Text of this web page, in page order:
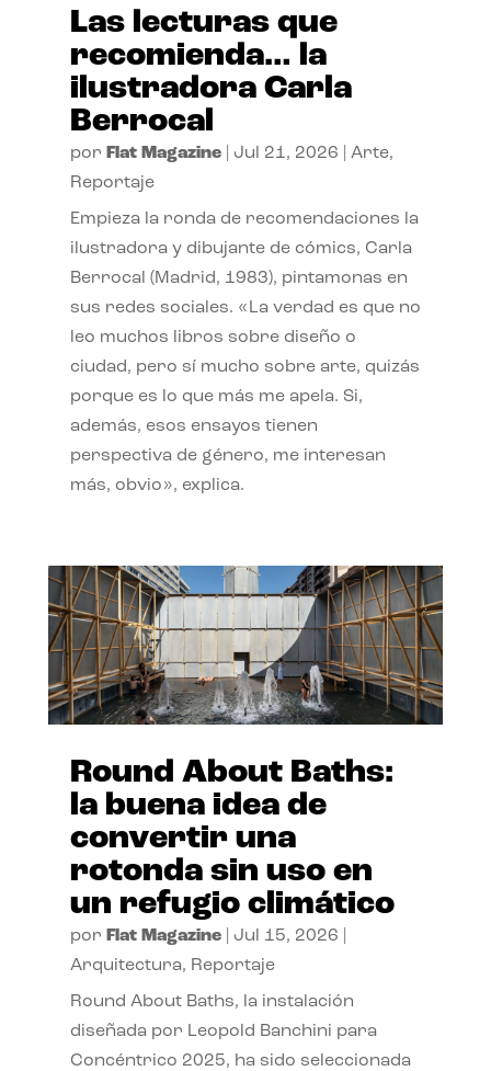
Las lecturas que
recomienda… la
ilustradora Carla
Berrocal
por Flat Magazine| Jul 21, 2026 Arte,
Reportaje
Empieza la ronda de recomendaciones la
ilustradora y dibujante de cómics, Carla
Berrocal (Madrid, 1983), pintamonas en
sus redes sociales. «La verdad es que no
leo muchos libros sobre diseño o
ciudad, pero sí mucho sobre arte, quizás
porque es lo que más me apela. Si,
además, esos ensayos tienen
perspectiva de género, me interesan
más, obvio», explica.
Round About Baths:
la buena idea de
convertir una
rotonda sin uso en
un refugio climático
por Flat Magazine| Jul 15, 2026
Arquitectura, Reportaje
Round About Baths, la instalación
diseñada por Leopold Banchini para
Concéntrico 2025, ha sido seleccionada